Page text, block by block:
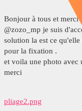
Bonjour à tous et merci
@zozo_mp je suis
solution la est ce qu'elle
pour la fixation .
et voila une photo avec
merci
pliage2.png